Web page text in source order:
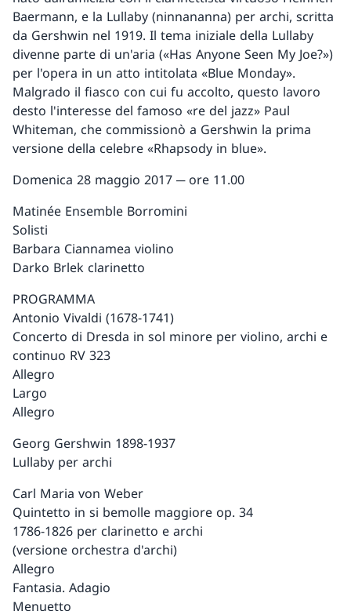
Baermann, e la Lullaby (ninnananna) per archi, scritta
da Gershwin nel 1919. Il tema iniziale della Lullaby
divenne parte di un'aria («Has Anyone Seen My Joe?»)
per l'opera in un atto intitolata «Blue Monday».
Malgrado il fiasco con cui fu accolto, questo lavoro
desto l'interesse del famoso «re del jazz» Paul
Whiteman, che commissionò a Gershwin la prima
versione della celebre «Rhapsody in blue».
Domenica 28 maggio 2017 ─ ore 11.00
Matinée Ensemble Borromini
Solisti
Barbara Ciannamea violino
Darko Brlek clarinetto
PROGRAMMA
Antonio Vivaldi (1678-1741)
Concerto di Dresda in sol minore per violino, archi e
continuo RV 323
Allegro
Largo
Allegro
Georg Gershwin 1898-1937
Lullaby per archi
Carl Maria von Weber
Quintetto in si bemolle maggiore op. 34
1786-1826 per clarinetto e archi
(versione orchestra d'archi)
Allegro
Fantasia. Adagio
Menuetto